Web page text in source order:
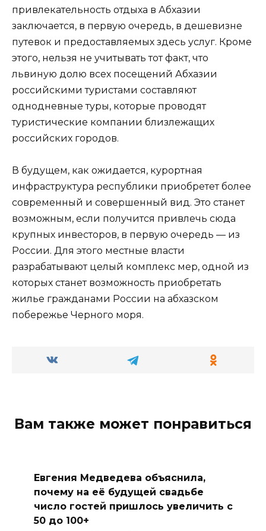
привлекательность отдыха в Абхазии
заключается, в первую очередь, в дешевизне
путевок и предоставляемых здесь услуг. Кроме
этого, нельзя не учитывать тот факт, что
львиную долю всех посещений Абхазии
российскими туристами составляют
однодневные туры, которые проводят
туристические компании близлежащих
российских городов.
В будущем, как ожидается, курортная
инфраструктура республики приобретет более
современный и совершенный вид. Это станет
возможным, если получится привлечь сюда
крупных инвесторов, в первую очередь — из
России. Для этого местные власти
разрабатывают целый комплекс мер, одной из
которых станет возможность приобретать
жилье гражданами России на абхазском
побережье Черного моря.
Вам также может понравиться
Евгения Медведева объяснила,
почему на её будущей свадьбе
число гостей пришлось увеличить с
50 до 100+